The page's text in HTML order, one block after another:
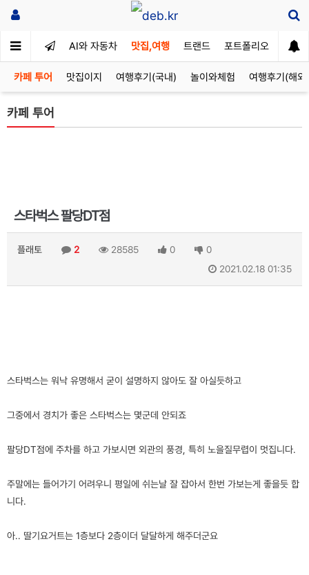
AI와 자동차 맛집,여행 트랜드 포트폴리오
카페 투어 맛집이지 여행후기(국내) 놀이와체험 여행후기(해외)
카페 투어
스타벅스 팔당DT점
플래토 2 28585 0
0
2021.02.18 01:35
스타벅스는 워낙 유명해서 굳이 설명하지 않아도 잘 아실듯하고
그중에서 경치가 좋은 스타벅스는 몇군데 안되죠
팔당DT점에 주차를 하고 가보시면 외관의 풍경, 특히 노을질무렵이 멋집니다.
주말에는 들어가기 어려우니 평일에 쉬는날 잘 잡아서 한번 가보는게 좋을듯 합
니다.
아.. 딸기요거트는 1층보다 2층이더 달달하게 해주더군요